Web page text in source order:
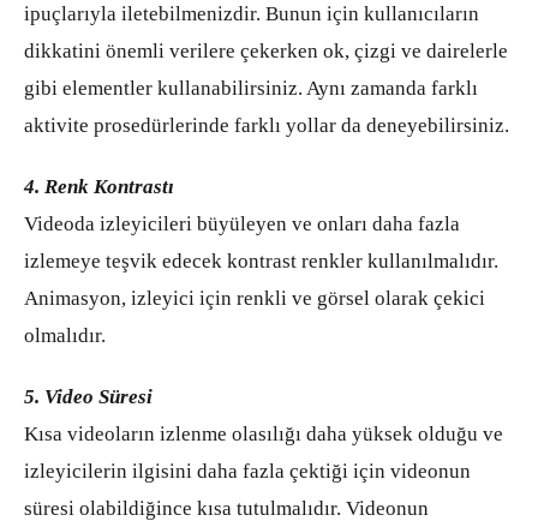
ipuçlarıyla iletebilmenizdir. Bunun için kullanıcıların
dikkatini önemli verilere çekerken ok, çizgi ve dairelerle
gibi elementler kullanabilirsiniz. Aynı zamanda farklı
aktivite prosedürlerinde farklı yollar da deneyebilirsiniz.
4. Renk Kontrastı
Videoda izleyicileri büyüleyen ve onları daha fazla
izlemeye teşvik edecek kontrast renkler kullanılmalıdır.
Animasyon, izleyici için renkli ve görsel olarak çekici
olmalıdır.
5. Video Süresi
Kısa videoların izlenme olasılığı daha yüksek olduğu ve
izleyicilerin ilgisini daha fazla çektiği için videonun
süresi olabildiğince kısa tutulmalıdır. Videonun